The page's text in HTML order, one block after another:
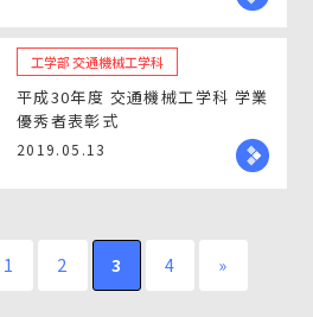
工学部 交通機械工学科
平成30年度 交通機械工学科 学業
優秀者表彰式
2019.05.13
1 2 3 4 »